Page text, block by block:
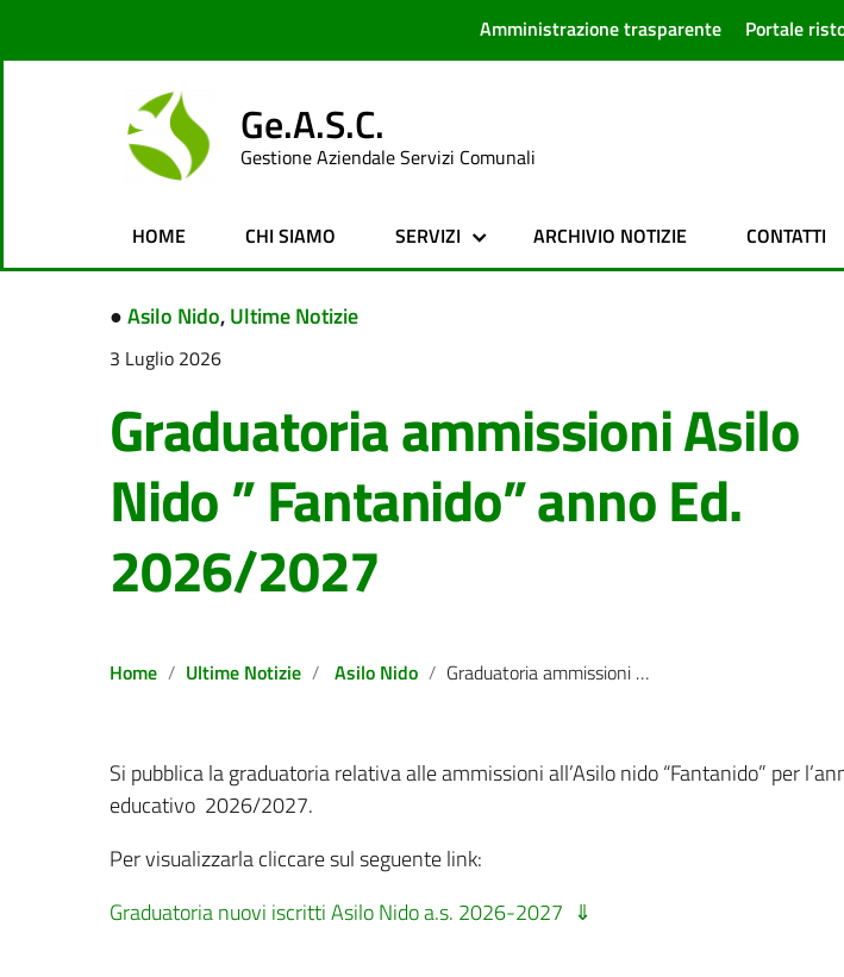
Amministrazione trasparente Portale
Ge.A.S.C.
Gestione Aziendale Servizi Comunali
HOME CHI SIAMO SERVIZI ARCHIVIO NOTIZIE CONTATTI
●Asilo Nido,Ultime Notizie
3 Luglio 2026
Graduatoria ammissioni Asilo
Nido ” Fantanido” anno Ed.
2026/2027
Home Ultime Notizie Asilo Nido Graduatoria ammissioni Asilo Nido ” Fantanido” anno Ed. 2026/2027
Si pubblica la graduatoria relativa alle ammissioni all’Asilo nido “Fantanido” per
educativo 2026/2027.
Per visualizzarla cliccare sul seguente link:
Graduatoria nuovi iscritti Asilo Nido a.s. 2026-2027